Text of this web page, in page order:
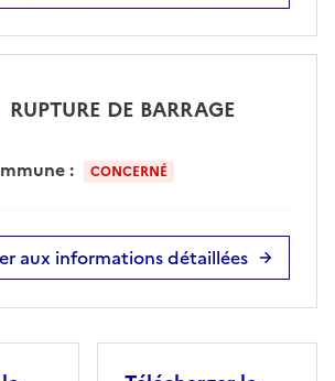
RUPTURE DE BARRAGE
: CONCERNÉ
aux informations détaillées